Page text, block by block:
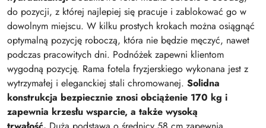
do pozycji, z której najlepiej się pracuje i zablokować go w
dowolnym miejscu. W kilku prostych krokach można osiągnąć
optymalną pozycję roboczą, która nie będzie męczyć, nawet
podczas pracowitych dni. Podnóżek zapewni klientom
wygodną pozycję. Rama fotela fryzjerskiego wykonana jest z
wytrzymałej i eleganckiej stali chromowanej. Solidna
konstrukcja bezpiecznie znosi obciążenie 170 kg i
zapewnia krzesłu wsparcie, a także wysoką